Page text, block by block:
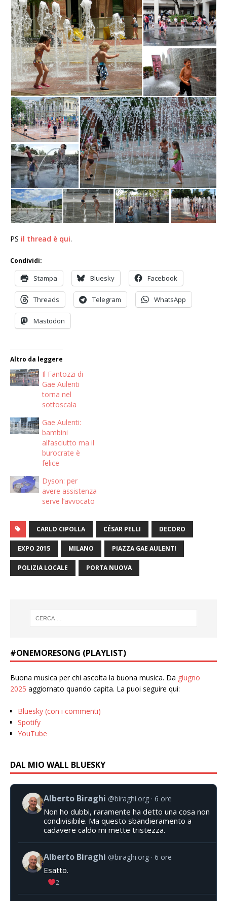
PS il thread è qui.
Condividi:
Stampa Bluesky Facebook
Threads Telegram WhatsApp
Mastodon
Altro da leggere
Il Fantozzi di
Gae Aulenti
torna nel
sottoscala
Gae Aulenti:
bambini
all’asciutto ma il
burocrate è
felice
Dyson: per
avere assistenza
serve l’avvocato
CARLO CIPOLLA CÉSAR PELLI DECORO
EXPO 2015 MILANO PIAZZA GAE AULENTI
POLIZIA LOCALE PORTA NUOVA
#ONEMORESONG (PLAYLIST)
Buona musica per chi ascolta la buona musica. Da giugno
2025 aggiornato quando capita. La puoi seguire qui:
Bluesky (con i commenti)
Spotify
YouTube
DAL MIO WALL BLUESKY
Alberto Biraghi @biraghi.org 6 ore
Non ho dubbi, raramente ha detto una cosa non
condivisibile. Ma questo sbandieramento a
cadavere caldo mi mette tristezza.
Alberto Biraghi @biraghi.org 6 ore
Esatto.
2